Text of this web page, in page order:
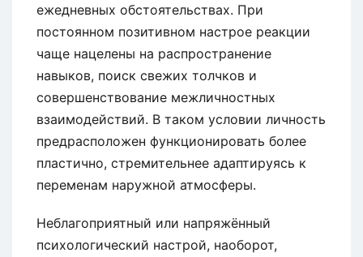
ежедневных обстоятельствах. При
постоянном позитивном настрое реакции
чаще нацелены на распространение
навыков, поиск свежих толчков и
совершенствование межличностных
взаимодействий. В таком условии личность
предрасположен функционировать более
пластично, стремительнее адаптируясь к
переменам наружной атмосферы.
Неблагоприятный или напряжённый
психологический настрой, наоборот,